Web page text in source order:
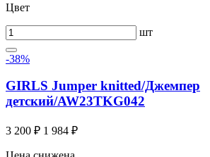
Цвет
шт
-38%
GIRLS Jumper knitted/Джемпер
детский/AW23TKG042
3 200 ₽ 1 984 ₽